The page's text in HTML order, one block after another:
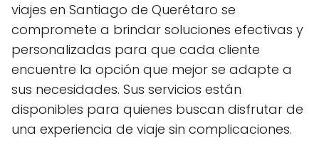
viajes en Santiago de Querétaro se
compromete a brindar soluciones efectivas y
personalizadas para que cada cliente
encuentre la opción que mejor se adapte a
sus necesidades. Sus servicios están
disponibles para quienes buscan disfrutar de
una experiencia de viaje sin complicaciones.